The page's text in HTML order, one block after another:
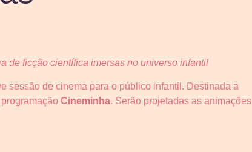
de ficção científica imersas no universo infantil
sessão de cinema para o público infantil. Destinada a
Cineminha. Serão projetadas as animações